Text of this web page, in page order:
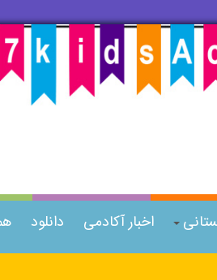
اخبار آکادمی دانلود